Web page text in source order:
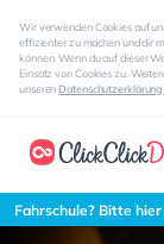
Wir verwenden Cookies auf
effizienter zu machen und dir
können. Wenn du auf dieser
Einsatz von Cookies zu.
unserenDatenschutzerklärung
Fahrschule? Bitte